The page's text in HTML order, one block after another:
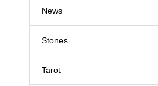
News
Stones
Tarot